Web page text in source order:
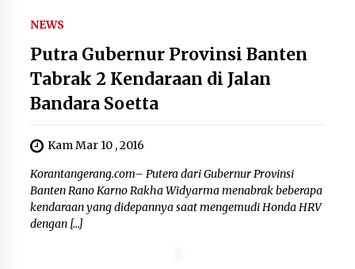
Polres Cilegon Gelar Apel
Kebakaran Akibat Fenomena El Niño
5 Agustus 2026
Pemkot Cilegon Sampaikan
Rancangan KUA PPAS 2027,
Pendapatan Ditarget Rp2,03 Triliun
NEWS
Putra Gubernur Provinsi Banten
Tabrak 2 Kendaraan di Jalan
Bandara Soetta
Kam Mar 10 , 2016
Korantangerang.com– Putera dari Gubernur Provinsi
Banten Rano Karno Rakha Widyarma menabrak beberapa
kendaraan yang didepannya saat mengemudi Honda HRV
dengan […]